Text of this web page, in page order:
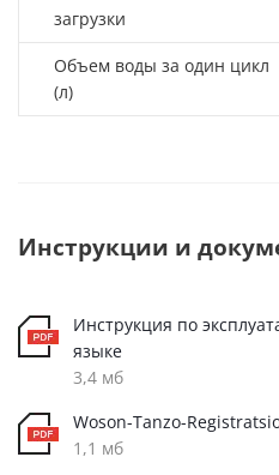
загрузки
Объем воды за один цикл
(л)
Инструкции и
Инструкция по
языке
3,4 мб
Woson-Tanzo-
1,1 мб